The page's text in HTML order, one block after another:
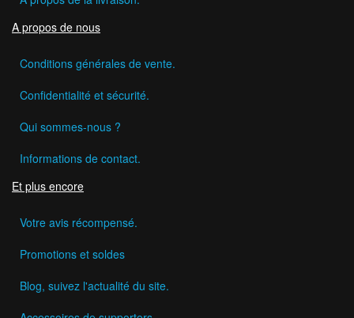
A propos de nous
Conditions générales de vente.
Confidentialité et sécurité.
Qui sommes-nous ?
Informations de contact.
Et plus encore
Votre avis récompensé.
Promotions et soldes
Blog, suivez l'actualité du site.